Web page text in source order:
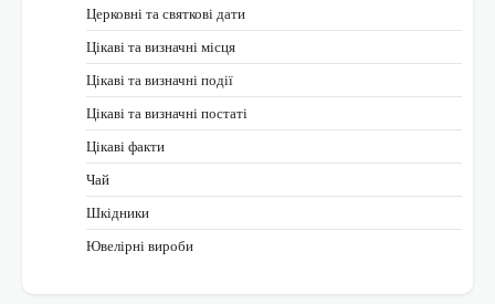
Церковні та святкові дати
Цікаві та визначні місця
Цікаві та визначні події
Цікаві та визначні постаті
Цікаві факти
Чай
Шкідники
Ювелірні вироби